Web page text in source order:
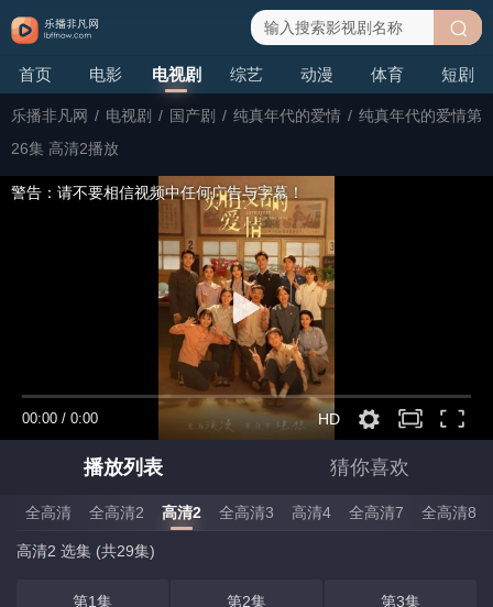
首页 电影 电视剧 综艺 动漫 体育 短剧
搜
乐播非凡网 / 电视剧 / 国产剧 / 纯真年代的爱情 / 纯真年代的爱情第
26集 高清2播放
00:00 / 0:00 HD
警告：请不要相信视频中任何广告与字幕！
播放列表 猜你喜欢
全高清 全高清2 高清2 全高清3 高清4 全高清7 全高清8
高清2 选集 (共29集)
第1集 第2集 第3集